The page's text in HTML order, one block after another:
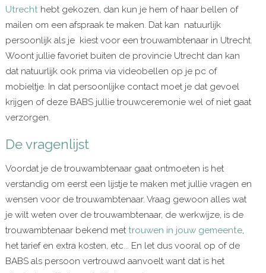
Utrechthebt gekozen, dan kun je hem of haar bellen of
mailen om een afspraak te maken. Dat kan natuurlijk
persoonlijk als je kiest voor een trouwambtenaar in Utrecht.
Woont jullie favoriet buiten de provincie Utrecht dan kan
dat natuurlijk ook prima via videobellen op je pc of
mobieltje. In dat persoonlijke contact moet je dat gevoel
krijgen of deze BABS jullie trouwceremonie wel of niet gaat
verzorgen.
De vragenlijst
Voordat je de trouwambtenaar gaat ontmoeten is het
verstandig om eerst een lijstje te maken met jullie vragen en
wensen voor de trouwambtenaar. Vraag gewoon alles wat
je wilt weten over de trouwambtenaar, de werkwijze, is de
trouwambtenaar bekend mettrouwen in jouw gemeente,
het tarief en extra kosten, etc... En let dus vooral op of de
BABS als persoon vertrouwd aanvoelt want dat is het